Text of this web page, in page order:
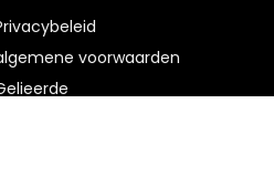
voorwaarden